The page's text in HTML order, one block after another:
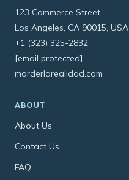
123 Commerce Street
Los Angeles, CA 90015, USA
+1 (323) 325-2832
[email protected]
morderlarealidad.com
ABOUT
About Us
Contact Us
FAQ